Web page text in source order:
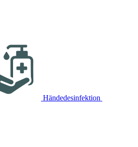
Händedesinfektion